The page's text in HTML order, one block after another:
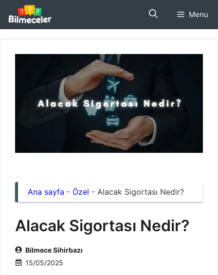
İçeriğe
atla
Menu
Ana sayfa - Özel - Alacak Sigortası Nedir?
Alacak Sigortası Nedir?
Bilmece Sihirbazı
15/05/2025